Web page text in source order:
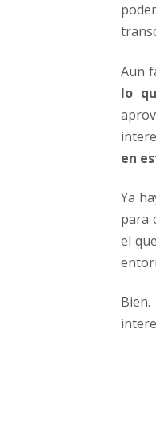
d
a
o
e
e
s
t
2
0
1
3
(
n
f
Aun
lo
en
Ya
para
el